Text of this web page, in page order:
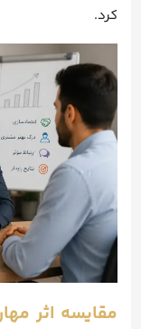
کرد.
مقایسه اثر